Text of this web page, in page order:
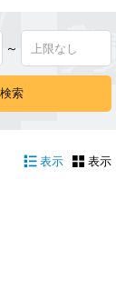
～
表示 表示